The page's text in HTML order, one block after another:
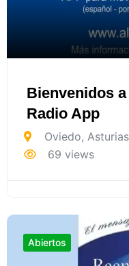
Bienvenidos
Radio App
Oviedo, Asturias
69 views
Abiertos